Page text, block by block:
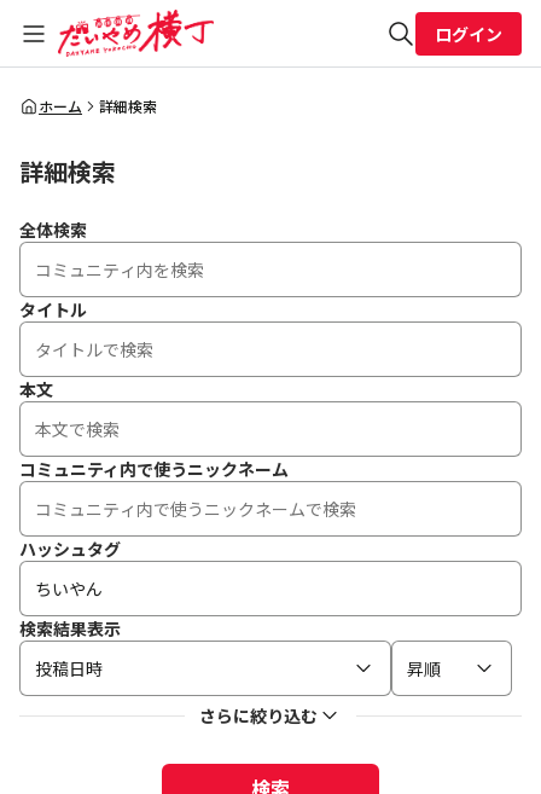
全体検索
ログイン
ホーム 詳細検索
詳細検索
全体検索
タイトル
本文
コミュニティ内で使うニックネーム
ハッシュタグ
検索結果表示
投稿日時
昇順
さらに絞り込む
検索